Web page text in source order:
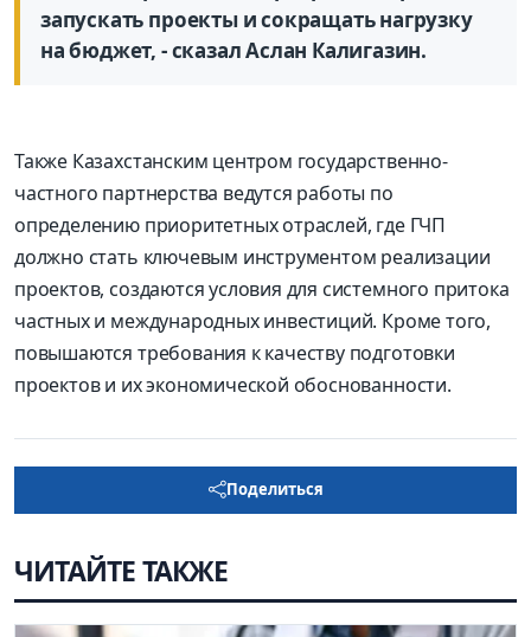
запускать проекты и сокращать нагрузку
на бюджет, - сказал Аслан Калигазин.
Также Казахстанским центром государственно-
частного партнерства ведутся работы по
определению приоритетных отраслей, где ГЧП
должно стать ключевым инструментом реализации
проектов, создаются условия для системного притока
частных и международных инвестиций. Кроме того,
повышаются требования к качеству подготовки
проектов и их экономической обоснованности.
Поделиться
ЧИТАЙТЕ ТАКЖЕ